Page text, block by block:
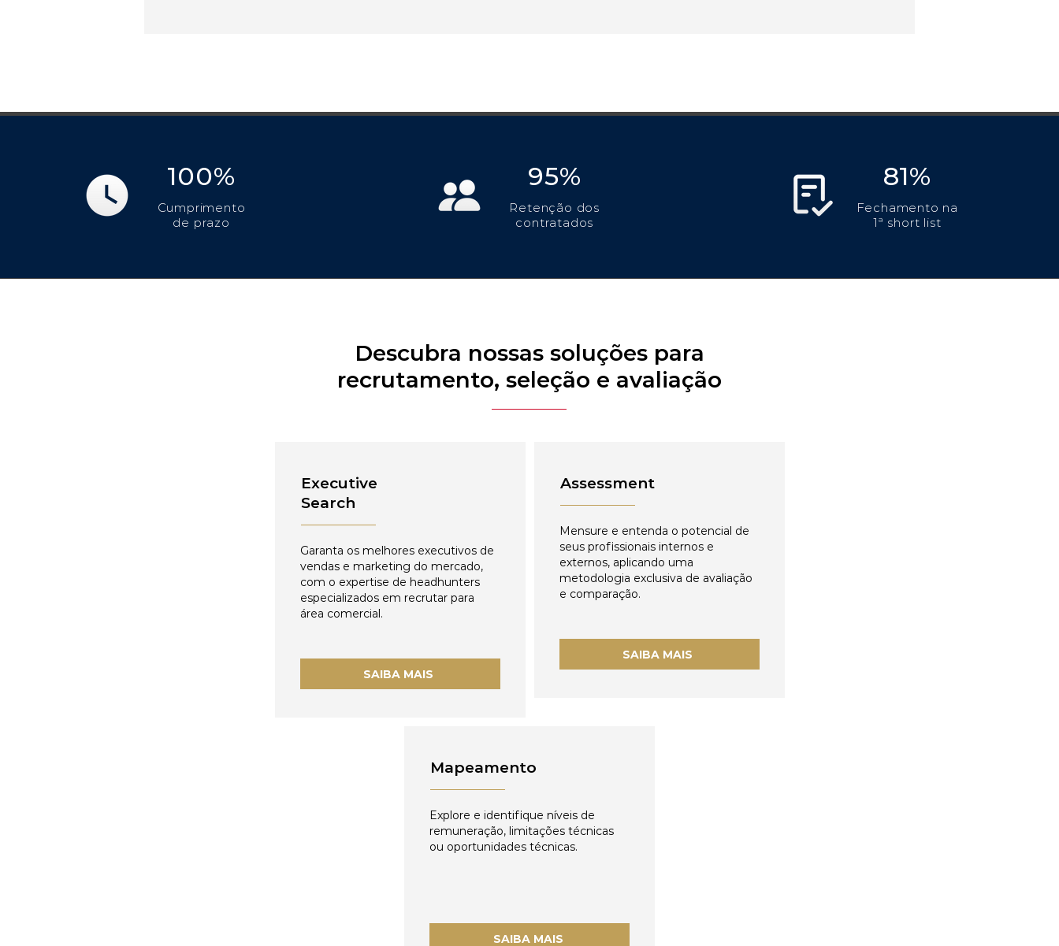
100%
Cumprimento
de prazo
95%
Retenção dos
contratados
81%
Fechamento na
1ª short list
Descubra nossas soluções para
recrutamento, seleção e avaliação
Executive
Search
Garanta os melhores executivos de
vendas e marketing do mercado,
com o expertise de headhunters
especializados em recrutar para
área comercial.
SAIBA MAIS
Assessment
Mensure e entenda o potencial de
seus profissionais internos e
externos, aplicando uma
metodologia exclusiva de avaliação
e comparação.
SAIBA MAIS
Mapeamento
Explore e identifique níveis de
remuneração, limitações técnicas
ou oportunidades técnicas.
SAIBA MAIS